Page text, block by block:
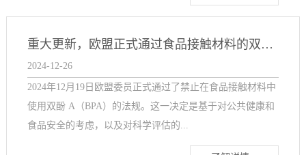
重大更新，欧盟正式通过食品接触材料的双酚A禁令
2024-12-26
2024年12月19日欧盟委员正式通过了禁止在食品接触材料中
使用双酚 A（BPA）的法规。这一决定是基于对公共健康和
食品安全的考虑，以及对科学评估的...